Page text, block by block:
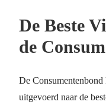
De Beste
de
De
uitgevoerd naar de